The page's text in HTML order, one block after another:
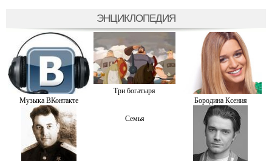
ЭНЦИКЛОПЕДИЯ
Музыка ВКонтакте
Три богатыря
Бородина Ксения
Семья